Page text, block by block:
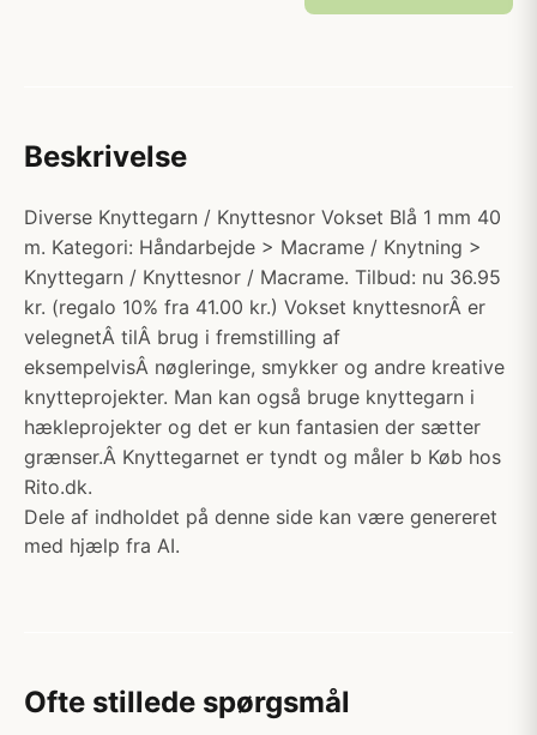
Beskrivelse
Diverse Knyttegarn / Knyttesnor Vokset Blå 1 mm 40
m. Kategori: Håndarbejde > Macrame / Knytning >
Knyttegarn / Knyttesnor / Macrame. Tilbud: nu 36.95
kr. (regalo 10% fra 41.00 kr.) Vokset knyttesnorÂ er
velegnetÂ tilÂ brug i fremstilling af
eksempelvisÂ nøgleringe, smykker og andre kreative
knytteprojekter. Man kan også bruge knyttegarn i
hækleprojekter og det er kun fantasien der sætter
grænser.Â Knyttegarnet er tyndt og måler b Køb hos
Rito.dk.
Dele af indholdet på denne side kan være genereret
med hjælp fra AI.
Ofte stillede spørgsmål